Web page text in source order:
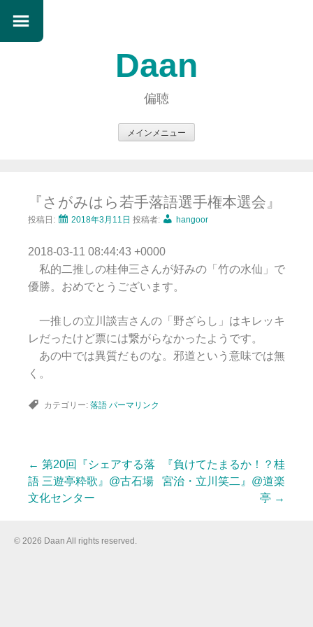
Daan
偏聴
メインメニュー
ン
ツ
ス
キ
ッ
『さがみはら若手落語選手権本選会』
投稿日: 2018年3月11日 投稿者: hangoor
2018-03-11 08:44:43 +0000
私的二推しの桂伸三さんが好みの「竹の水仙」で
優勝。おめでとうございます。
一推しの立川談吉さんの「野ざらし」はキレッキ
レだったけど票には繋がらなかったようです。
あの中では異質だものな。邪道という意味では無
く。
カテゴリー: 落語 パーマリンク
投
稿
← 第20回『シェアする落
語 三遊亭粋歌』@古石場
文化センター
『負けてたまるか！？桂
宮治・立川笑二』@道楽
亭 →
© 2026 Daan All rights reserved.